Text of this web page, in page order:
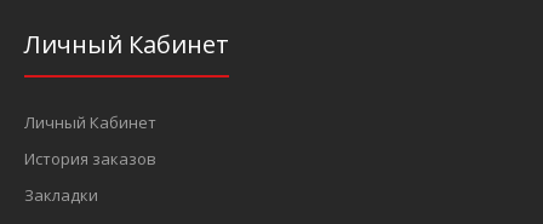
Личный Кабинет
Личный Кабинет
История заказов
Закладки